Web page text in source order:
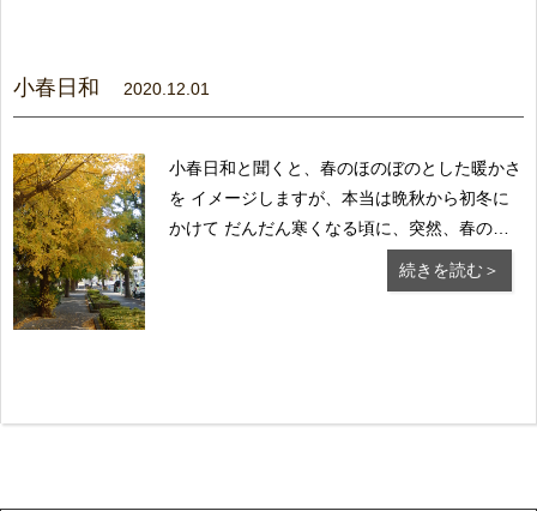
小春日和 2020.12.01
小春日和と聞くと、春のほのぼのとした暖かさ
を イメージしますが、本当は晩秋から初冬に
かけて だんだん寒くなる頃に、突然、春のよ
そんな日を小春日和といいますが、長く続く寒
続きを読む＞